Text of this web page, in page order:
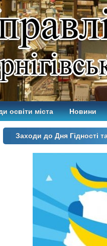
освіти міста Новини
Заходи до Дня